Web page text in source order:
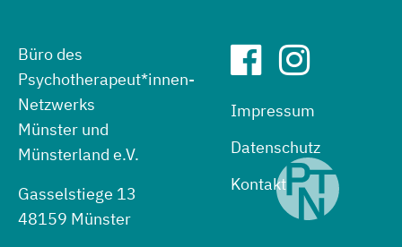
Büro des
Psychotherapeut*innen-
Netzwerks
Münster und
Münsterland e.V.
Gasselstiege 13
48159 Münster
Impressum
Datenschutz
Kontakt